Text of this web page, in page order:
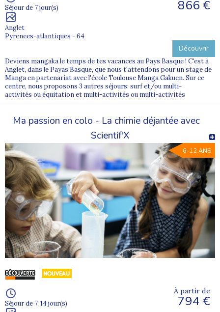
Séjour de 7 jour(s)
Anglet
Pyrenees-atlantiques - 64
866 €
Découvrir
Deviens mangaka le temps de tes vacances au Pays Basque ! C'est à
Anglet, dans le Payas Basque, que nous t'attendons pour un stage de
Manga en partenariat avec l'école Toulouse Manga Gakuen. Sur ce
centre, nous proposons 3 autres séjours: surf et/ou multi-
activités ou équitation et multi-activités ou multi-activités
Ma passion en colo - La chimie déjantée avec
Scientif'X
6-12 ANS
Séjour de 7, 14 jour(s)
À partir de
794 €